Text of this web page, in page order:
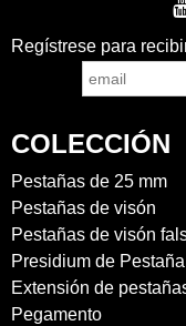
Regístrese para
COLECCIÓN
Pestañas de 25 mm
Pestañas de visón
Pestañas de visón
Presidium de
Extensión de
Pegamento